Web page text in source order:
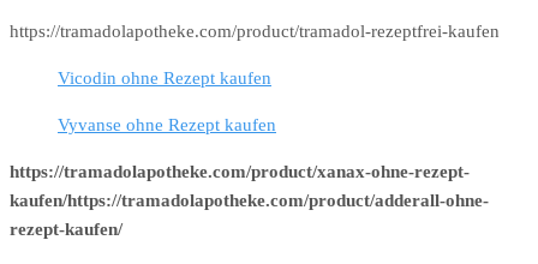
https://tramadolapotheke.com/product/tramadol-rezeptfrei-kaufen
Vicodin ohne Rezept kaufen
Vyvanse ohne Rezept kaufen
https://tramadolapotheke.com/product/xanax-ohne-rezept-
kaufen/https://tramadolapotheke.com/product/adderall-ohne-
rezept-kaufen/